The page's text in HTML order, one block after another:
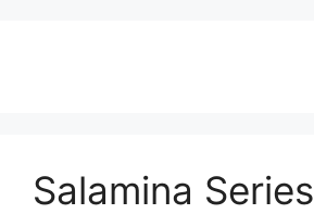
Salamina Series